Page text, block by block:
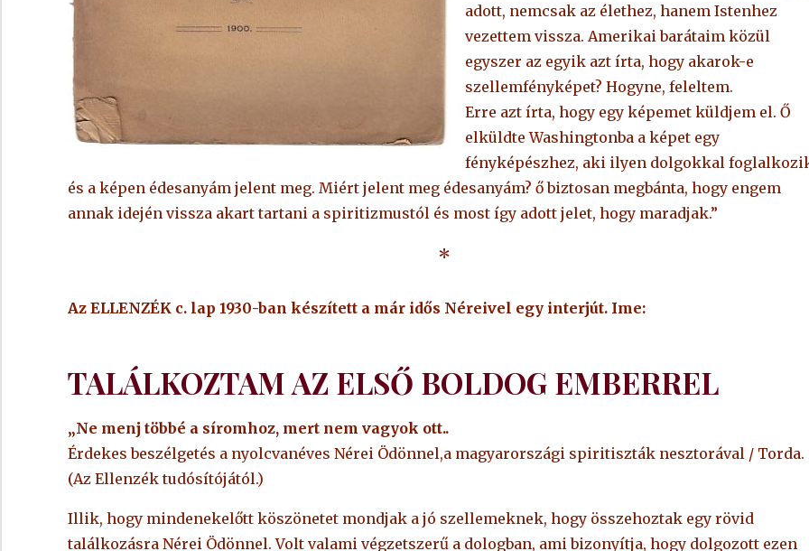
adott, nemcsak az élethez, hanem Istenhez
vezettem vissza. Amerikai barátaim közül
egyszer az egyik azt írta, hogy akarok-e
szellemfényképet? Hogyne, feleltem.
Erre azt írta, hogy egy képemet küldjem el. Ő
elküldte Washingtonba a képet egy
fényképészhez, aki ilyen dolgokkal
és a képen édesanyám jelent meg. Miért jelent meg édesanyám? ő biztosan megbánta, hogy engem
annak idején vissza akart tartani a spiritizmustól és most így adott jelet, hogy maradjak.”
*
Az ELLENZÉK c. lap 1930-ban készített a már idős Néreivel egy interjút. Ime:
TALÁLKOZTAM AZ ELSŐ BOLDOG EMBERREL
„Ne menj többé a síromhoz, mert nem vagyok ott..
Érdekes beszélgetés a nyolcvanéves Nérei Ödönnel,a magyarországi spiritiszták nesztorával / Torda.
(Az Ellenzék tudósítójától.)
Illik, hogy mindenekelőtt köszönetet mondjak a jó szellemeknek, hogy összehoztak egy rövid
találkozásra Nérei Ödönnel. Volt valami végzetszerű a dologban, ami bizonyítja, hogy dolgozott ezen